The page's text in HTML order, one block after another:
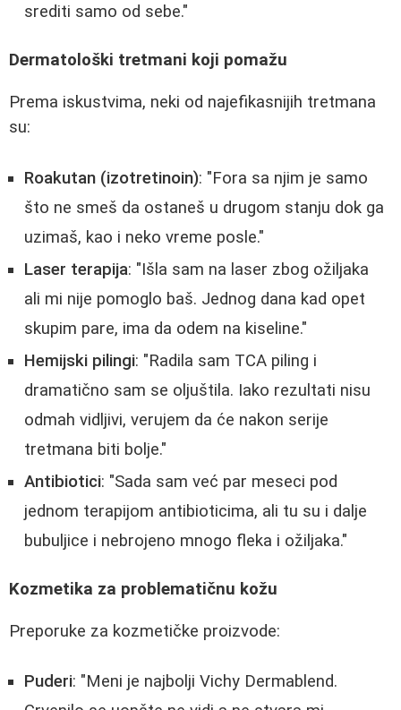
srediti samo od sebe."
Dermatološki tretmani koji pomažu
Prema iskustvima, neki od najefikasnijih tretmana
su:
Roakutan (izotretinoin): "Fora sa njim je samo
što ne smeš da ostaneš u drugom stanju dok ga
uzimaš, kao i neko vreme posle."
Laser terapija: "Išla sam na laser zbog ožiljaka
ali mi nije pomoglo baš. Jednog dana kad opet
skupim pare, ima da odem na kiseline."
Hemijski pilingi: "Radila sam TCA piling i
dramatično sam se oljuštila. Iako rezultati nisu
odmah vidljivi, verujem da će nakon serije
tretmana biti bolje."
Antibiotici: "Sada sam već par meseci pod
jednom terapijom antibioticima, ali tu su i dalje
bubuljice i nebrojeno mnogo fleka i ožiljaka."
Kozmetika za problematičnu kožu
Preporuke za kozmetičke proizvode:
Puderi: "Meni je najbolji Vichy Dermablend.